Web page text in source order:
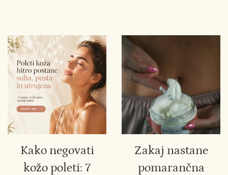
Kako negovati
kožo poleti: 7
Zakaj nastane
pomarančna